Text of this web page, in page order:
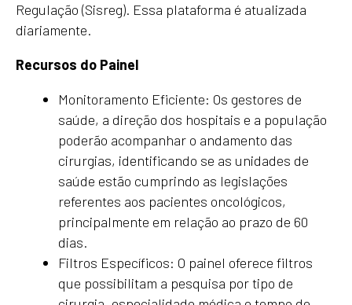
Regulação (Sisreg). Essa plataforma é atualizada
diariamente.
Recursos do Painel
Monitoramento Eficiente: Os gestores de
saúde, a direção dos hospitais e a população
poderão acompanhar o andamento das
cirurgias, identificando se as unidades de
saúde estão cumprindo as legislações
referentes aos pacientes oncológicos,
principalmente em relação ao prazo de 60
dias.
Filtros Específicos: O painel oferece filtros
que possibilitam a pesquisa por tipo de